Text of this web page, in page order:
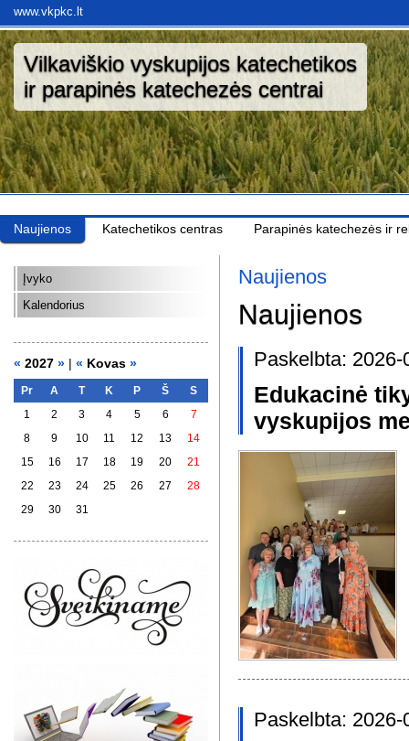
www.vkpkc.lt
Vilkaviškio vyskupijos katechetikos
ir parapinės katechezės centrai
Naujienos Katechetikos centras Parapinės katechezės ir
Įvyko
Kalendorius
« 2027 » | « Kovas »
Pr A T K P Š
S
1
2 3 4 5 6
7
8
9 10 11 12 13
14
15
16 17 18 19 20
21
22
23 24 25 26 27
28
29
30 31
Naujienos
Naujienos
Paskelbta: 2026-
Edukacinė
vyskupijos
Paskelbta: 2026-